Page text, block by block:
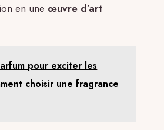
en une œuvre d’art
pour exciter les
choisir une fragrance